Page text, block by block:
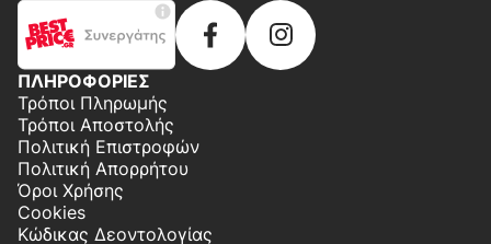
ΠΛΗΡΟΦΟΡΙΕΣ
Τρόποι Πληρωμής
Τρόποι Αποστολής
Πολιτική Επιστροφών
Πολιτική Απορρήτου
Όροι Χρήσης
Cookies
Κώδικας Δεοντολογίας